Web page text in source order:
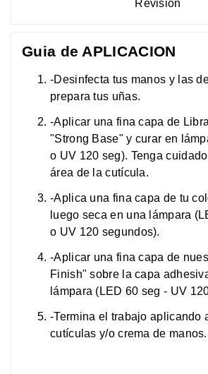
Revisión
Guia de APLICACION
-Desinfecta tus manos y las
prepara tus uñas.
-Aplicar una fina capa de
"Strong Base" y curar en
o UV 120 seg). Tenga
área de la cutícula.
-Aplica una fina capa de tu
luego seca en una lámpara
o UV 120 segundos).
-Aplicar una fina capa de
Finish" sobre la capa
lámpara (LED 60 seg - UV
-Termina el trabajo aplicando
cutículas y/o crema de manos.